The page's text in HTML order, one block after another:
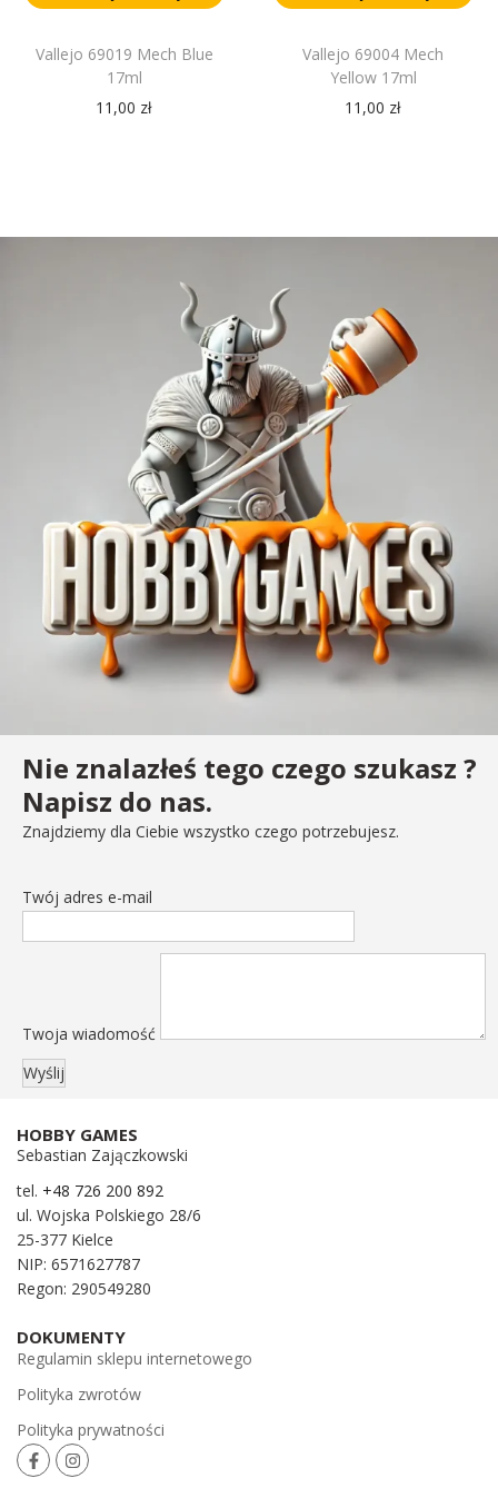
Vallejo 69019 Mech Blue
17ml
11,00 zł
Vallejo 69004 Mech
Yellow 17ml
11,00 zł
Nie znalazłeś tego czego szukasz ?
Napisz do nas.
Znajdziemy dla Ciebie wszystko czego potrzebujesz.
Twój adres e-mail
Twoja wiadomość
HOBBY GAMES
Sebastian Zajączkowski
tel. +48 726 200 892
ul. Wojska Polskiego 28/6
25-377 Kielce
NIP: 6571627787
Regon: 290549280
DOKUMENTY
Regulamin sklepu internetowego
Polityka zwrotów
Polityka prywatności